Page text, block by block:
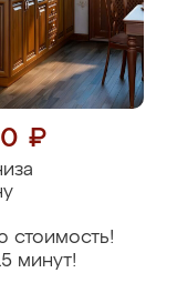
₽
стоимость!
минут!